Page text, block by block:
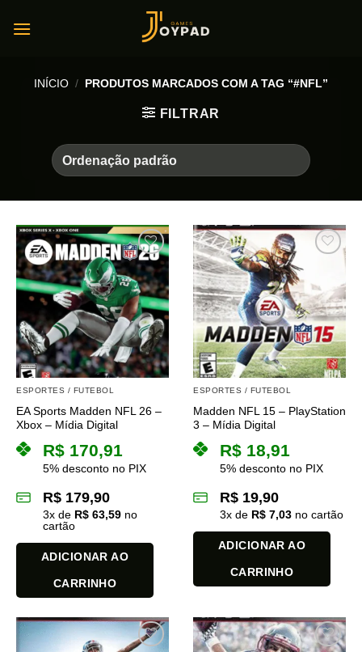
INÍCIO / PRODUTOS MARCADOS COM A TAG “#NFL”
FILTRAR
ESPORTES / FUTEBOL
EA Sports Madden NFL 26 –
Xbox – Mídia Digital
R$ 170,91
5% desconto no PIX
R$ 179,90
3x de R$ 63,59 no
cartão
ADICIONAR AO
CARRINHO
ESPORTES / FUTEBOL
Madden NFL 15 – PlayStation
3 – Mídia Digital
R$ 18,91
5% desconto no PIX
R$ 19,90
3x de R$ 7,03 no cartão
ADICIONAR AO
CARRINHO